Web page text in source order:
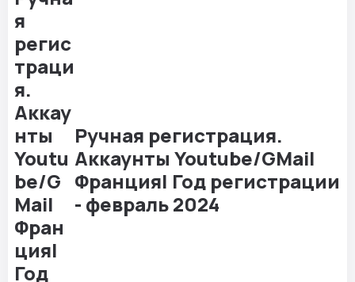
Ручная регистрация.
Аккаунты Youtube/GMail
Франция| Год регистрации
- февраль 2024